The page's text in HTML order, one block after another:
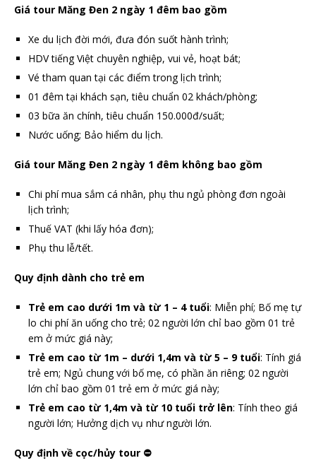
Giá tour Măng Đen 2 ngày 1 đêm bao gồm
Xe du lịch đời mới, đưa đón suốt hành trình;
HDV tiếng Việt chuyên nghiệp, vui vẻ, hoạt bát;
Vé tham quan tại các điểm trong lịch trình;
01 đêm tại khách sạn, tiêu chuẩn 02 khách/phòng;
03 bữa ăn chính, tiêu chuẩn 150.000đ/suất;
Nước uống; Bảo hiểm du lịch.
Giá tour Măng Đen 2 ngày 1 đêm không bao gồm
Chi phí mua sắm cá nhân, phụ thu ngủ phòng đơn ngoài
lịch trình;
Thuế VAT (khi lấy hóa đơn);
Phụ thu lễ/tết.
Quy định dành cho trẻ em
Trẻ em cao dưới 1m và từ 1 – 4 tuổi: Miễn phí; Bố mẹ tự
lo chi phí ăn uống cho trẻ; 02 người lớn chỉ bao gồm 01 trẻ
em ở mức giá này;
Trẻ em cao từ 1m – dưới 1,4m và từ 5 – 9 tuổi: Tính giá
trẻ em; Ngủ chung với bố mẹ, có phần ăn riêng; 02 người
lớn chỉ bao gồm 01 trẻ em ở mức giá này;
Trẻ em cao từ 1,4m và từ 10 tuổi trở lên: Tính theo giá
người lớn; Hưởng dịch vụ như người lớn.
Quy định về cọc/hủy tour ⛔